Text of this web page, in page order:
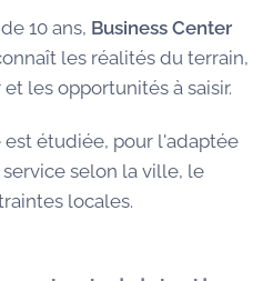
10 ans, Business Center
les réalités du terrain,
les opportunités à saisir.
étudiée, pour l'adaptée
selon la ville, le
locales.